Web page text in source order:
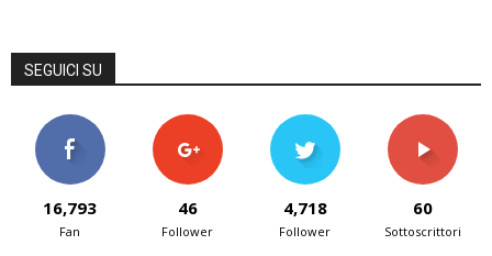
SEGUICI SU
16,793
Fan
46
Follower
4,718
Follower
60
Sottoscrittori